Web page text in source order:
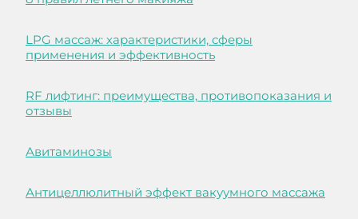
LPG массаж: характеристики, сферы
применения и эффективность
RF лифтинг: преимущества, противопоказания и
отзывы
Авитаминозы
Антицеллюлитный эффект вакуумного массажа